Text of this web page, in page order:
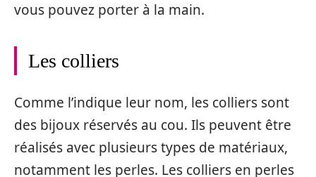
vous pouvez porter à la main.
Les colliers
Comme l’indique leur nom, les colliers sont
des bijoux réservés au cou. Ils peuvent être
réalisés avec plusieurs types de matériaux,
notamment les perles. Les colliers en perles